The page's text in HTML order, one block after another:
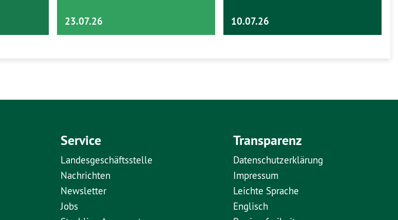
23.07.26 10.07.26
Service
Landesgeschäftsstelle
Nachrichten
Newsletter
Jobs
Transparenz
Datenschutzerklärung
Impressum
Leichte Sprache
Englisch